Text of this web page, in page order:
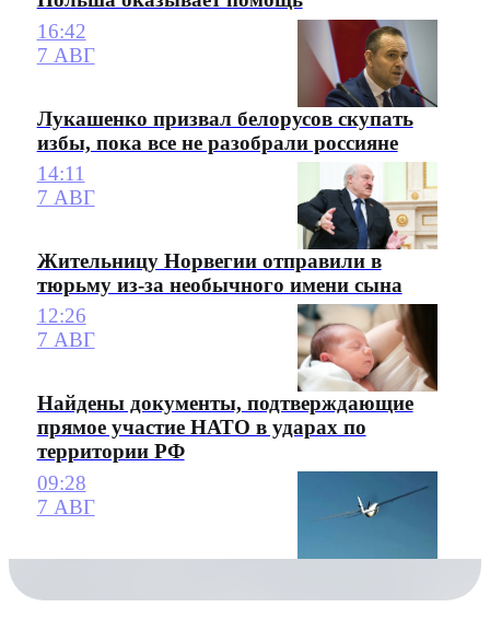
16:42
7 АВГ
Лукашенко призвал белорусов скупать
избы, пока все не разобрали россияне
14:11
7 АВГ
Жительницу Норвегии отправили в
тюрьму из-за необычного имени сына
12:26
7 АВГ
Найдены документы, подтверждающие
прямое участие НАТО в ударах по
территории РФ
09:28
7 АВГ